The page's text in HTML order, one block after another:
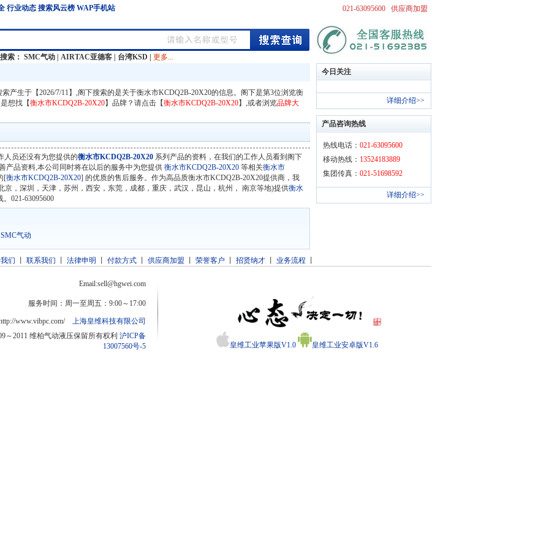
行业动态 搜索风云榜 WAP手机站 供应商加盟
021-63095600
索： SMC气动 AIRTAC亚德客 台湾KSD 更多...
产生于【2026/7/11】,阁下搜索的是关于衡水市KCDQ2B-20X20的信息。阁下是第3位浏览衡
想找【衡水市KCDQ2B-20X20】品牌？请点击【衡水市KCDQ2B-20X20】,或者浏览品牌大
人员还没有为您提供的衡水市KCDQ2B-20X20 系列产品的资料，在我们的工作人员看到阁下
产品资料,本公司同时将在以后的服务中为您提供 衡水市KCDQ2B-20X20 等相关衡水市
[衡水市KCDQ2B-20X20] 的优质的售后服务。作为高品质衡水市KCDQ2B-20X20提供商，我
，深圳，天津，苏州，西安，东莞，成都，重庆，武汉，昆山，杭州， 南京等地)提供衡水
021-63095600
SMC气动
今日关注
详细介绍>>
产品咨询热线
热线电话： 021-63095600
移动热线： 13524183889
集团传真： 021-51698592
详细介绍>>
们 联系我们 法律申明 付款方式丨 供应商加盟 荣誉客户 招贤纳才丨 业务流程
Email:sell@hgwei.com
服务时间：周一至周五：9:00～17:00
www.vibpc.com/ 上海皇维科技有限公司
～2011 维柏气动液压保留所有权利 沪ICP备
13007560号-5
皇维工业苹果版V1.0 皇维工业安卓版V1.6